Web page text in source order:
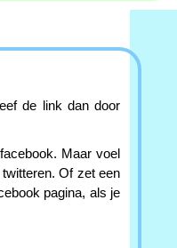
de link dan door
Maar voel
Of zet een
pagina, als je